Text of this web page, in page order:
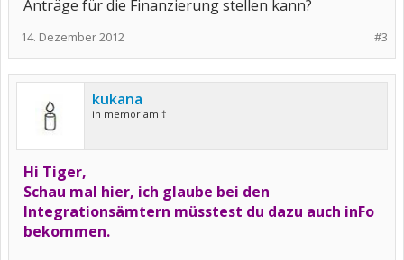
Anträge für die Finanzierung stellen kann?
#3
14. Dezember 2012
kukana
in memoriam †
Hi Tiger,
Schau mal hier, ich glaube bei den
Integrationsämtern müsstest du dazu auch inFo
bekommen.